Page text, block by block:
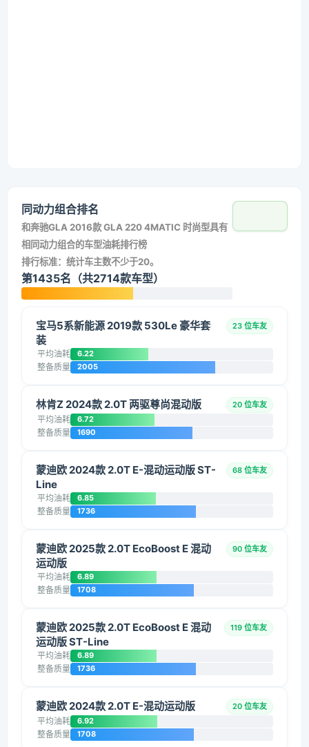
同动力组合排名
和奔驰GLA 2016款 GLA 220 4MATIC 时尚型具有
相同动力组合的车型油耗排行榜
排行标准：统计车主数不少于20。
第1435名（共2714款车型）
宝马5系新能源 2019款 530Le 豪华套
装
23 位车友
平均油耗 6.22
整备质量 2005
林肯Z 2024款 2.0T 两驱尊尚混动版 20 位车友
平均油耗 6.72
整备质量 1690
蒙迪欧 2024款 2.0T E-混动运动版 ST-
Line
68 位车友
平均油耗 6.85
整备质量 1736
蒙迪欧 2025款 2.0T EcoBoost E 混动
运动版
90 位车友
平均油耗 6.89
整备质量 1708
蒙迪欧 2025款 2.0T EcoBoost E 混动
运动版 ST-Line
119 位车友
平均油耗 6.89
整备质量 1736
蒙迪欧 2024款 2.0T E-混动运动版 20 位车友
平均油耗 6.92
整备质量 1708